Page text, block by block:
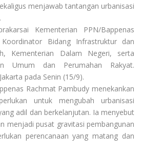
menjawab tantangan urbanisasi
Kementerian PPN/Bappenas
Bidang Infrastruktur dan
Kementerian Dalam Negeri, serta
Umum dan Perumahan Rakyat.
pada Senin (15/9).
Rachmat Pambudy menekankan
untuk mengubah urbanisasi
adil dan berkelanjutan. Ia menyebut
menjadi pusat gravitasi pembangunan
perencanaan yang matang dan